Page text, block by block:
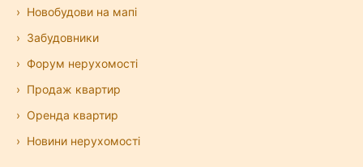
Новобудови на мапі
Забудовники
Форум нерухомості
Продаж квартир
Оренда квартир
Новини нерухомості